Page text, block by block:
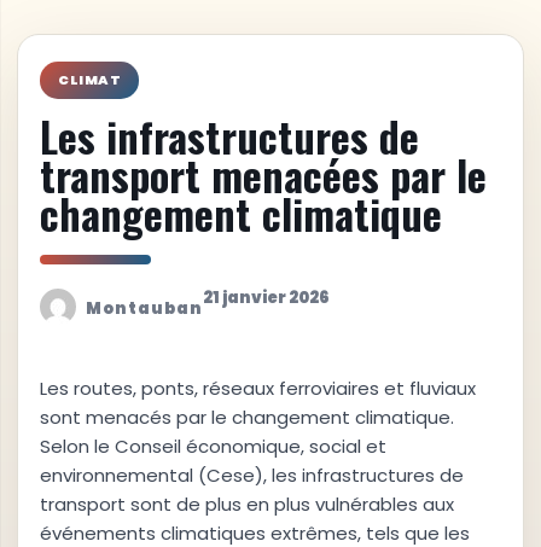
CLIMAT
Les infrastructures de
transport menacées par le
changement climatique
Montauban21 janvier 2026
Les routes, ponts, réseaux ferroviaires et fluviaux
sont menacés par le changement climatique.
Selon le Conseil économique, social et
environnemental (Cese), les infrastructures de
transport sont de plus en plus vulnérables aux
événements climatiques extrêmes, tels que les